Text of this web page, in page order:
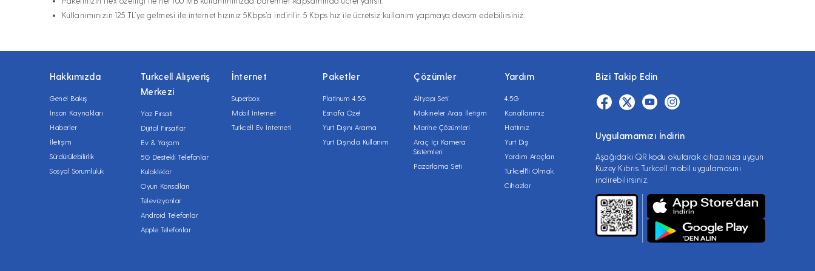
Kullanımınızın 125 TL’ye gelmesi ile internet hızınız 5Kbps’a indirilir. 5 Kbps hız ile ücretsiz kullanım yapmaya devam edebilirsiniz.
Hakkımızda
Genel Bakış
İnsan Kaynakları
Haberler
İletişim
Sürdürülebilirlik
Sosyal Sorumluluk
Turkcell Alışveriş
Merkezi
Yaz Fırsatı
Dijital Fırsatlar
Ev & Yaşam
5G Destekli Telefonlar
Kulaklıklar
Oyun Konsolları
Televizyonlar
Android Telefonlar
Apple Telefonlar
İnternet
Superbox
Mobil İnternet
Turkcell Ev İnterneti
Paketler
Platinum 4.5G
Esnafa Özel
Yurt Dışını Arama
Yurt Dışında Kullanım
Çözümler
Altyapı Seti
Makineler Arası İletişim
Marine Çözümleri
Araç İçi Kamera
Sistemleri
Pazarlama Seti
Yardım
4.5G
Kanallarımız
Hattınız
Yurt Dışı
Yardım Araçları
Turkcell'li Olmak
Cihazlar
Bizi Takip Edin
Uygulamamızı İndirin
Aşağıdaki QR kodu okutarak cihazınıza uygun
Kuzey Kıbrıs Turkcell mobil uygulamasını
indirebilirsiniz.